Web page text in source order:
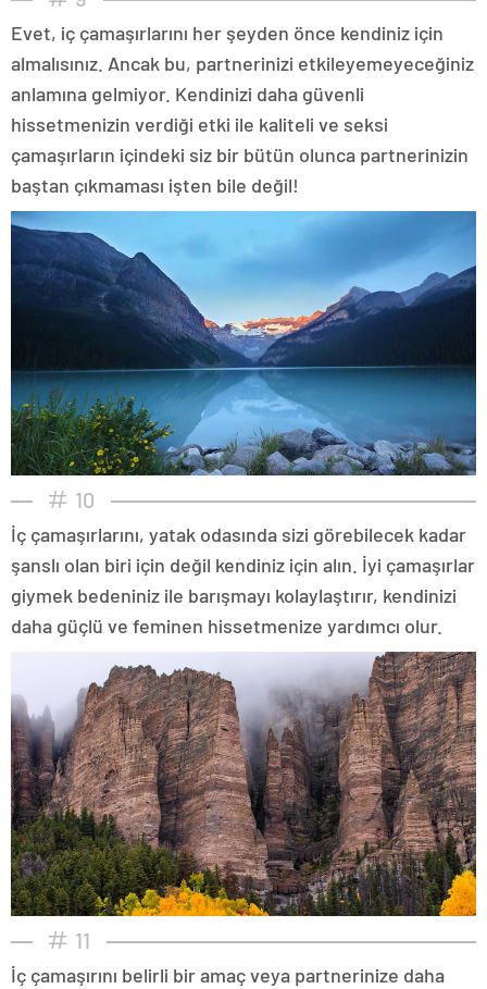
Evet, iç çamaşırlarını her şeyden önce kendiniz için
almalısınız. Ancak bu, partnerinizi etkileyemeyeceğiniz
anlamına gelmiyor. Kendinizi daha güvenli
hissetmenizin verdiği etki ile kaliteli ve seksi
çamaşırların içindeki siz bir bütün olunca partnerinizin
baştan çıkmaması işten bile değil!
10
İç çamaşırlarını, yatak odasında sizi görebilecek kadar
şanslı olan biri için değil kendiniz için alın. İyi çamaşırlar
giymek bedeniniz ile barışmayı kolaylaştırır, kendinizi
daha güçlü ve feminen hissetmenize yardımcı olur.
11
İç çamaşırını belirli bir amaç veya partnerinize daha